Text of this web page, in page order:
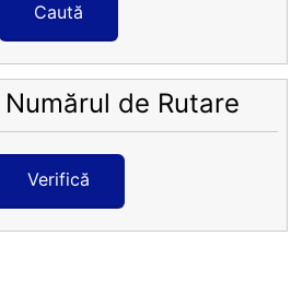
Caută
de Rutare
Verifică